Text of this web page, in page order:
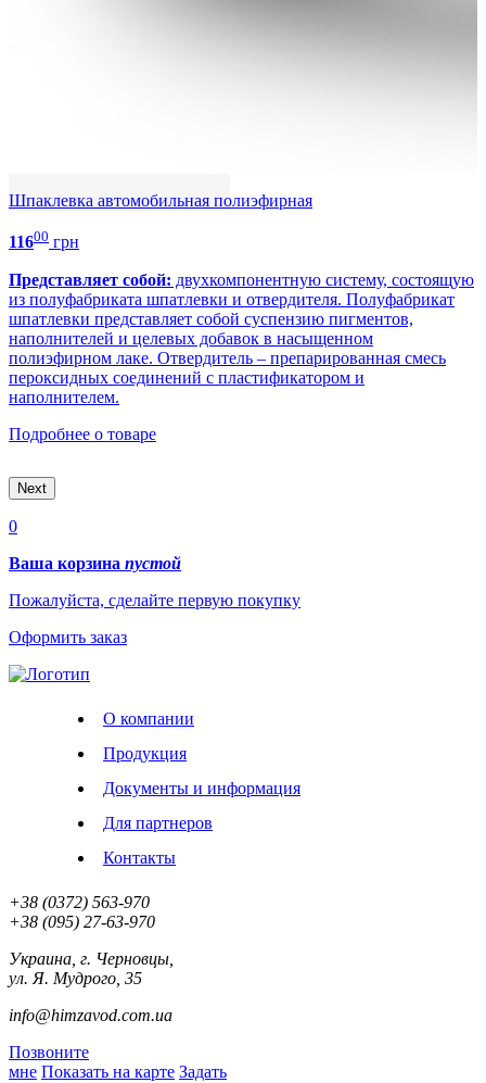
Шпаклевка автомобильная полиэфирная
11600 грн
Представляет собой: двухкомпонентную систему, состоящую
из полуфабриката шпатлевки и отвердителя. Полуфабрикат
шпатлевки представляет собой суспензию пигментов,
наполнителей и целевых добавок в насыщенном
полиэфирном лаке. Отвердитель – препарированная смесь
пероксидных соединений с пластификатором и
наполнителем.
Подробнее о товаре
Next
0
Ваша корзина пустой
Пожалуйста, сделайте первую покупку
Оформить заказ
О компании
Продукция
Документы и информация
Для партнеров
Контакты
+38 (0372) 563-970
+38 (‎‎095) 27-63-970
Украина, г. Черновцы,
ул. Я. Мудрого, 35
info@himzavod.com.ua
Позвоните
мне Показать на карте Задать